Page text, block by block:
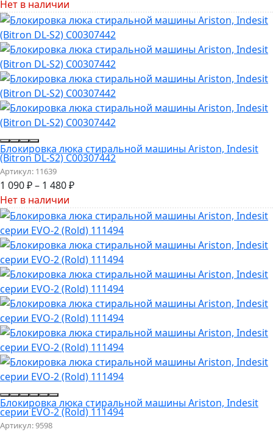
Нет в наличии
Блокировка люка стиральной машины Ariston, Indesit
(Bitron DL-S2) C00307442
Артикул: 11639
1 090₽– 1 480₽
Нет в наличии
Блокировка люка стиральной машины Ariston, Indesit
серии EVO-2 (Rold) 111494
Артикул:9598